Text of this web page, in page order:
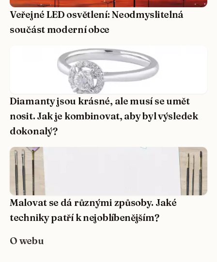
Veřejné LED osvětlení: Neodmyslitelná
součást moderní obce
Diamanty jsou krásné, ale musí se umět
nosit. Jak je kombinovat, aby byl výsledek
dokonalý?
Malovat se dá různými způsoby. Jaké
techniky patří k nejoblíbenějším?
O webu